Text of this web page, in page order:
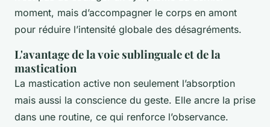
moment, mais d’accompagner le corps en amont
pour réduire l’intensité globale des désagréments.
L'avantage de la voie sublinguale et de la
mastication
La mastication active non seulement l’absorption
mais aussi la conscience du geste. Elle ancre la prise
dans une routine, ce qui renforce l’observance.